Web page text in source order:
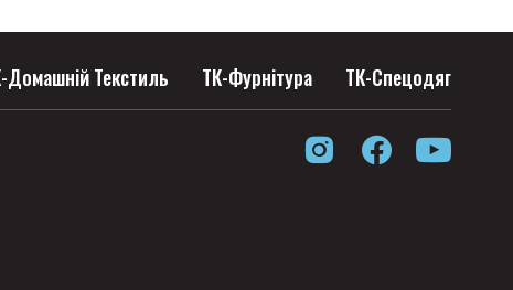
Домашній Текстиль ТК-Фурнітура ТК-Спецодяг